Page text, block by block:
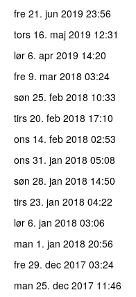
fre 21. jun 2019 23:56
tors 16. maj 2019 12:31
lør 6. apr 2019 14:20
fre 9. mar 2018 03:24
søn 25. feb 2018 10:33
tirs 20. feb 2018 17:10
ons 14. feb 2018 02:53
ons 31. jan 2018 05:08
søn 28. jan 2018 14:50
tirs 23. jan 2018 04:22
lør 6. jan 2018 03:06
man 1. jan 2018 20:56
fre 29. dec 2017 03:24
man 25. dec 2017 11:46